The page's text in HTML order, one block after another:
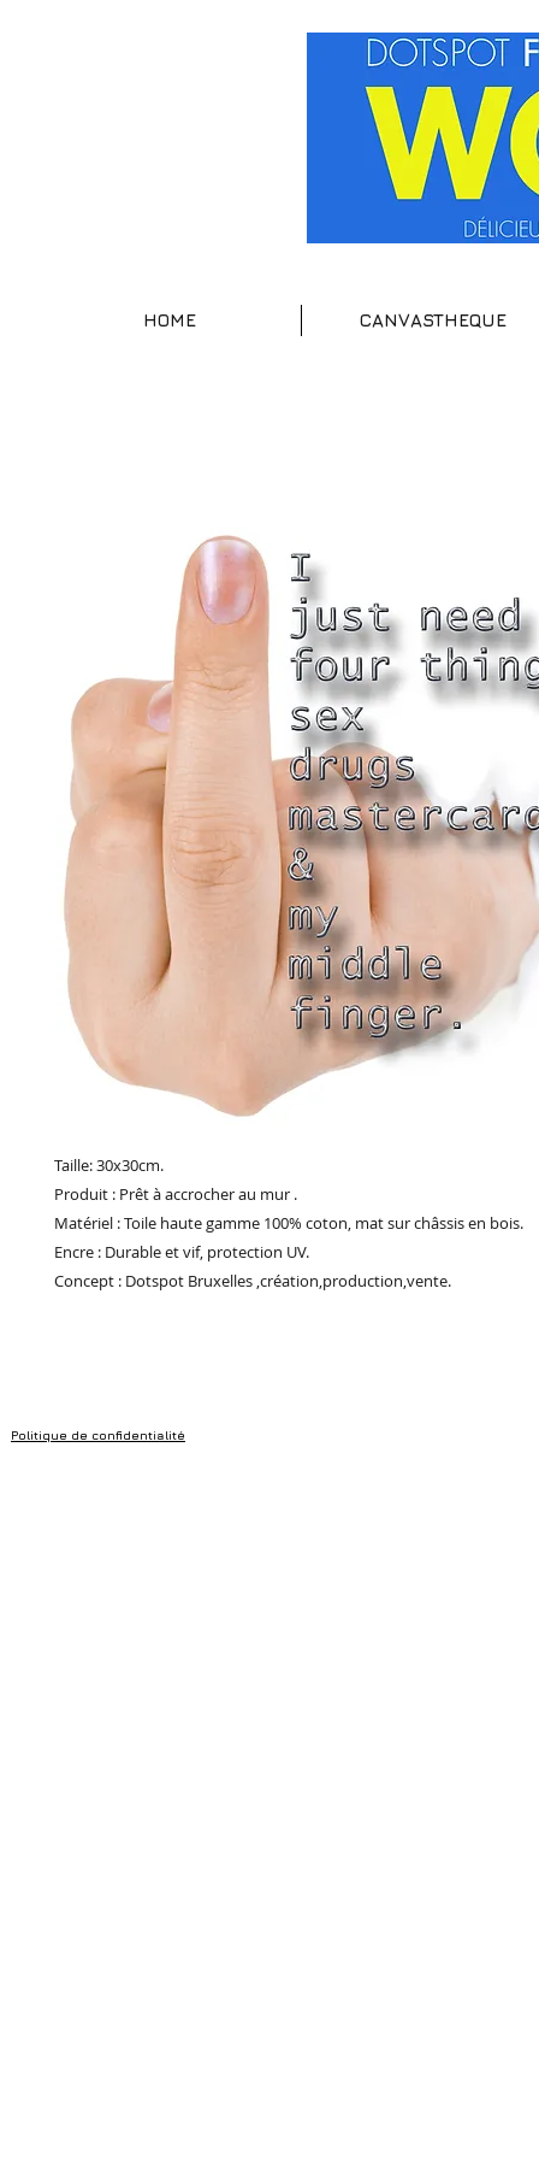
HOME CANVASTHEQUE
Taille: 30x30cm.
Produit : Prêt à accrocher au mur .
Matériel : Toile haute gamme 100% coton, mat sur châssis en bois.
Encre : Durable et vif, protection UV.
Concept : Dotspot Bruxelles ,création,production,vente.
Politique de confidentialité